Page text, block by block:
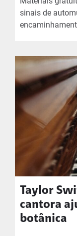
sinais de
Taylor
cantora
botânica